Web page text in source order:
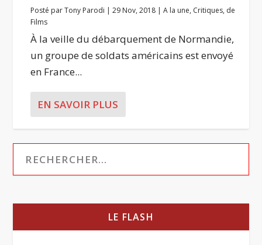
Posté parTony Parodi |29 Nov, 2018 |A la une, Critiques, de
Films
À la veille du débarquement de Normandie,
un groupe de soldats américains est envoyé
en France...
EN SAVOIR PLUS
LE FLASH